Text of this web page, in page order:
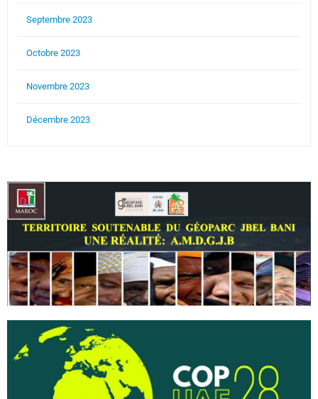
Septembre 2023
Octobre 2023
Novembre 2023
Décembre 2023